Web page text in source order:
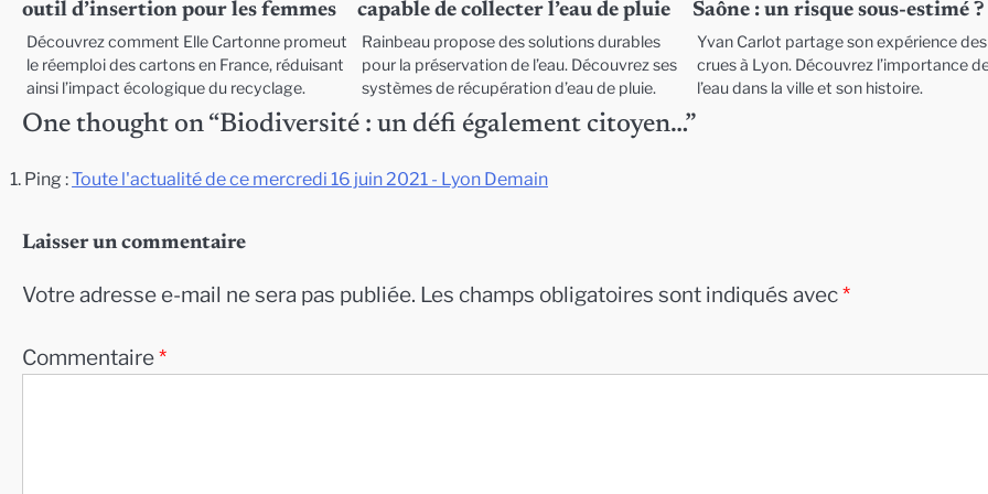
outil d’insertion pour les femmes
Découvrez comment Elle Cartonne promeut
le réemploi des cartons en France, réduisant
ainsi l’impact écologique du recyclage.
capable de collecter l’eau de pluie
Rainbeau propose des solutions durables
pour la préservation de l’eau. Découvrez ses
systèmes de récupération d’eau de pluie.
Saône : un risque sous-estimé ?
Yvan Carlot partage son expérience des
crues à Lyon. Découvrez l’importance
l’eau dans la ville et son histoire.
One thought on “Biodiversité : un défi également citoyen…”
Ping :Toute l'actualité de ce mercredi 16 juin 2021 - Lyon Demain
Laisser un commentaire
Votre adresse e-mail ne sera pas publiée. Les champs obligatoires sont indiqués avec*
Commentaire*